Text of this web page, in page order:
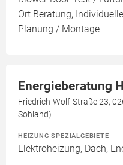
Ort Beratung,
Planung / Montage
Energieberatung
Friedrich-Wolf-Straße 23,
Sohland)
HEIZUNG SPEZIALGEBIETE
Elektroheizung, Dach,